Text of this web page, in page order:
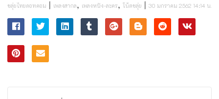
ขลุ่ยไทยดอทคอม | เพลงสากล, เพลงหนัง-ละคร, โน้ตขลุ่ย | 30 มกราคม 2562 14:14 น.